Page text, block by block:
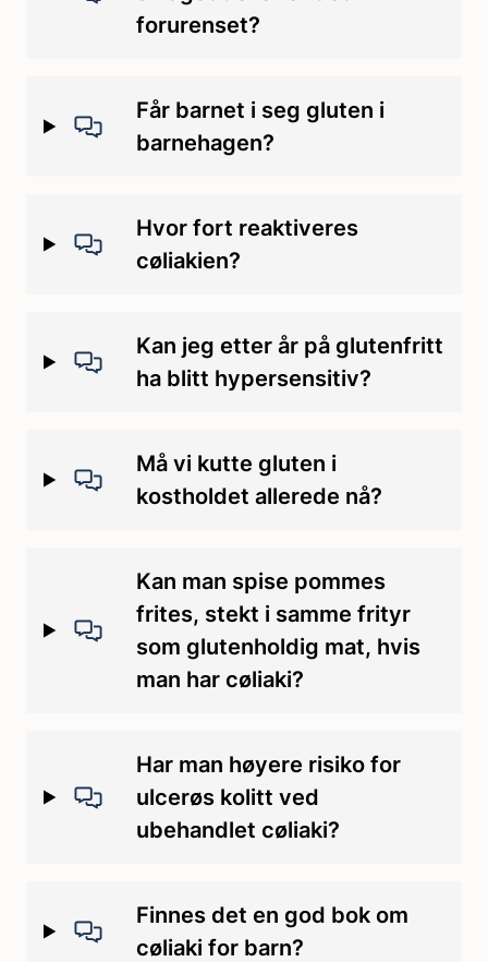
forurenset?
Får barnet i seg gluten i
barnehagen?
Hvor fort reaktiveres
cøliakien?
Kan jeg etter år på glutenfritt
ha blitt hypersensitiv?
Må vi kutte gluten i
kostholdet allerede nå?
Kan man spise pommes
frites, stekt i samme frityr
som glutenholdig mat, hvis
man har cøliaki?
Har man høyere risiko for
ulcerøs kolitt ved
ubehandlet cøliaki?
Finnes det en god bok om
cøliaki for barn?